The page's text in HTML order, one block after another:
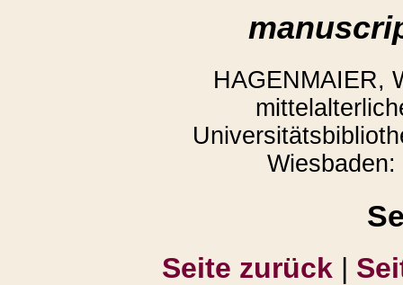
HAGENMAIER,
Seite zurück |